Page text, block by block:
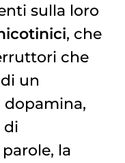
sulla loro
, che
che
un
di
la